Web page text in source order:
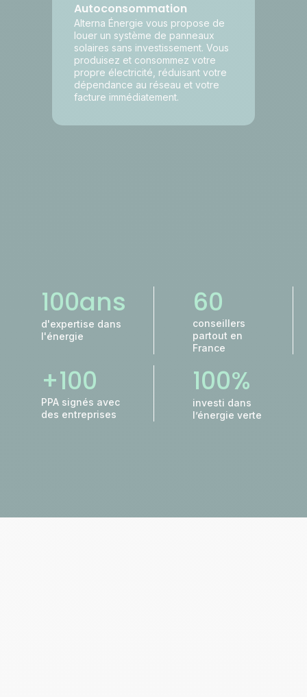
Autoconsommation
Alterna Énergie vous propose de
louer un système de panneaux
solaires sans investissement. Vous
produisez et consommez votre
propre électricité, réduisant votre
dépendance au réseau et votre
facture immédiatement.
100ans
d'expertise dans
l'énergie
60
conseillers
partout en
France
+100
PPA signés avec
des entreprises
100%
investi dans
l’énergie verte